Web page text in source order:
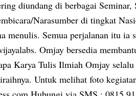
diundang di berbagai
Narasumber di tingkat
menulis. Semua perjalanan itu ia
Omjay bersedia
Karya Tulis Ilmiah Omjay
Untuk melihat foto